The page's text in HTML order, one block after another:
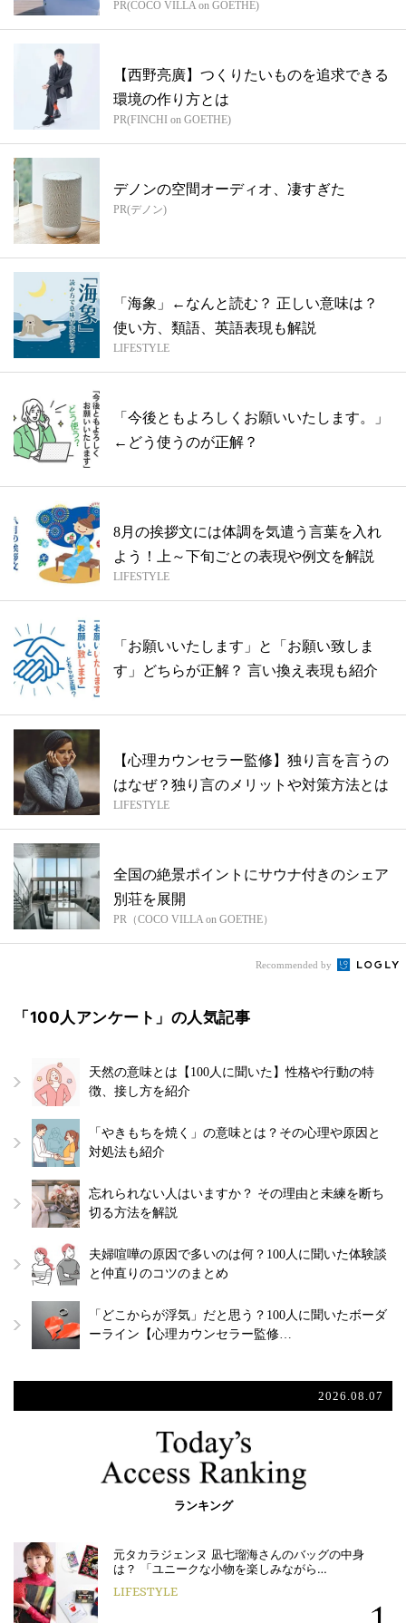
PR(COCO VILLA on GOETHE)
【西野亮廣】つくりたいものを追求できる
環境の作り方とは
PR(FINCHI on GOETHE)
デノンの空間オーディオ、凄すぎた
PR(デノン)
「海象」←なんと読む？ 正しい意味は？
使い方、類語、英語表現も解説
LIFESTYLE
「今後ともよろしくお願いいたします。」
←どう使うのが正解？
8月の挨拶文には体調を気遣う言葉を入れ
よう！上～下旬ごとの表現や例文を解説
LIFESTYLE
「お願いいたします」と「お願い致しま
す」どちらが正解？ 言い換え表現も紹介
【心理カウンセラー監修】独り言を言うの
はなぜ？独り言のメリットや対策方法とは
LIFESTYLE
全国の絶景ポイントにサウナ付きのシェア
別荘を展開
PR（COCO VILLA on GOETHE）
Recommended by
「100人アンケート」の人気記事
天然の意味とは【100人に聞いた】性格や行動の特
徴、接し方を紹介
「やきもちを焼く」の意味とは？その心理や原因と
対処法も紹介
忘れられない人はいますか？ その理由と未練を断ち
切る方法を解説
夫婦喧嘩の原因で多いのは何？100人に聞いた体験談
と仲直りのコツのまとめ
「どこからが浮気」だと思う？100人に聞いたボーダ
ーライン【心理カウンセラー監修…
2026.08.07
ランキング
元タカラジェンヌ 凪七瑠海さんのバッグの中身
は？ 「ユニークな小物を楽しみながら…
LIFESTYLE